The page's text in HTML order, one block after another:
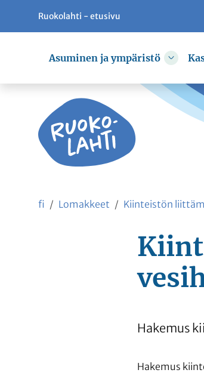
Siirry pääsisältöön
Ruokolahti - etusivu
Asuminen ja ympäristö
fi Lomakkeet Kiinteistön
Hakemus
Hakemus